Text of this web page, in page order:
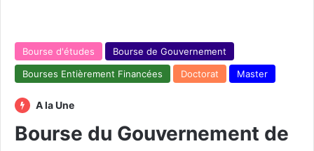
Bourse d'études
Bourse de Gouvernement
Bourses Entièrement Financées
Doctorat Master
A la Une
Bourse du Gouvernement de